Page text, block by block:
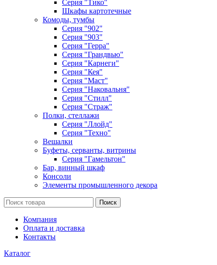
Серия "Тико"
Шкафы картотечные
Комоды, тумбы
Серия "902"
Серия "903"
Серия "Герра"
Серия "Грандвью"
Серия "Карнеги"
Серия "Кея"
Серия "Маст"
Серия "Наковальня"
Серия "Стилл"
Серия "Страж"
Полки, стеллажи
Серия "Ллойд"
Серия "Техно"
Вешалки
Буфеты, серванты, витрины
Серия "Гамельтон"
Бар, винный шкаф
Консоли
Элементы промышленного декора
Поиск
Компания
Оплата и доставка
Контакты
Каталог